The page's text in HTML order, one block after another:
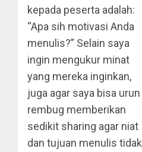
kepada peserta adalah:
“Apa sih motivasi Anda
menulis?” Selain saya
ingin mengukur minat
yang mereka inginkan,
juga agar saya bisa urun
rembug memberikan
sedikit sharing agar niat
dan tujuan menulis tidak